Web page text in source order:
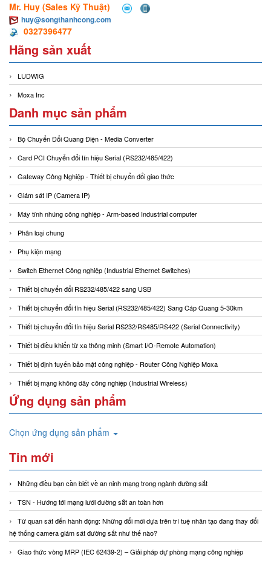
Mr. Huy (Sales Kỹ Thuật)
huy@songthanhcong.com
0327396477
Hãng sản xuất
LUDWIG
Moxa Inc
Danh mục sản phẩm
Bộ Chuyển Đổi Quang Điện - Media Converter
Card PCI Chuyển đổi tín hiệu Serial (RS232/485/422)
Gateway Công Nghiệp - Thiết bị chuyển đổi giao thức
Giám sát IP (Camera IP)
Máy tính nhúng công nghiệp - Arm-based Industrial computer
Phân loại chung
Phụ kiện mạng
Switch Ethernet Công nghiệp (Industrial Ethernet Switches)
Thiết bị chuyển đổi RS232/485/422 sang USB
Thiết bị chuyển đổi tín hiệu Serial (RS232/485/422) Sang Cáp Quang 5-30km
Thiết bị chuyển đổi tín hiệu Serial RS232/RS485/RS422 (Serial Connectivity)
Thiết bị điều khiển từ xa thông minh (Smart I/O-Remote Automation)
Thiết bị định tuyến bảo mật công nghiệp - Router Công Nghiệp Moxa
Thiết bị mạng không dây công nghiệp (Industrial Wireless)
Ứng dụng sản phẩm
Chọn ứng dụng sản phẩm
Tin mới
Những điều bạn cần biết về an ninh mạng trong ngành đường sắt
TSN - Hướng tới mạng lưới đường sắt an toàn hơn
Từ quan sát đến hành động: Những đổi mới dựa trên trí tuệ nhân tạo đang thay đổi
hệ thống camera giám sát đường sắt như thế nào?
Giao thức vòng MRP (IEC 62439-2) – Giải pháp dự phòng mạng công nghiệp